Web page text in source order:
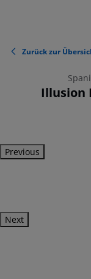
Zurück zur
Illusion
Previous
Next